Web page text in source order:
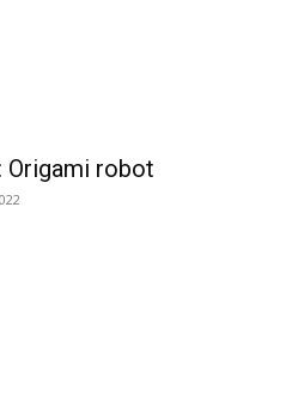
Origami robot